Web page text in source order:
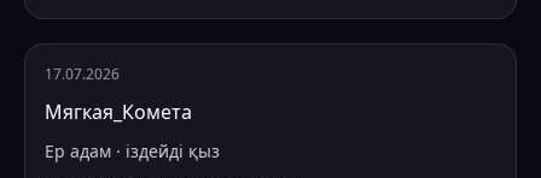
17.07.2026
Мягкая_Комета
Ер адам · іздейді қыз